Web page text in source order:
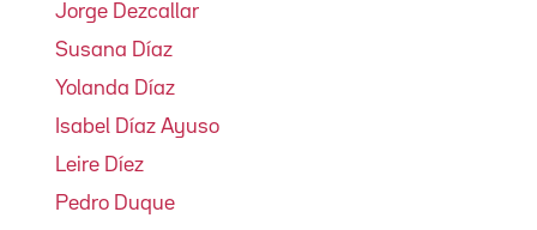
Jorge Dezcallar
Susana Díaz
Yolanda Díaz
Isabel Díaz Ayuso
Leire Díez
Pedro Duque